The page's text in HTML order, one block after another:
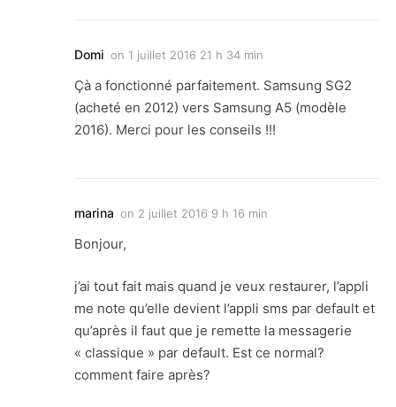
Domi on 1 juillet 2016 21 h 34 min
Çà a fonctionné parfaitement. Samsung SG2
(acheté en 2012) vers Samsung A5 (modèle
2016). Merci pour les conseils !!!
marina on 2 juillet 2016 9 h 16 min
Bonjour,
j’ai tout fait mais quand je veux restaurer, l’appli
me note qu’elle devient l’appli sms par default et
qu’après il faut que je remette la messagerie
« classique » par default. Est ce normal?
comment faire après?